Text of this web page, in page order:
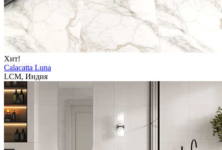
Хит!
Calacatta Luna
LCM, Индия